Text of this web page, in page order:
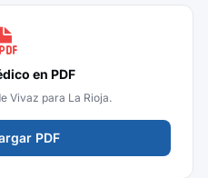
en PDF
Vivaz para La Rioja.
PDF